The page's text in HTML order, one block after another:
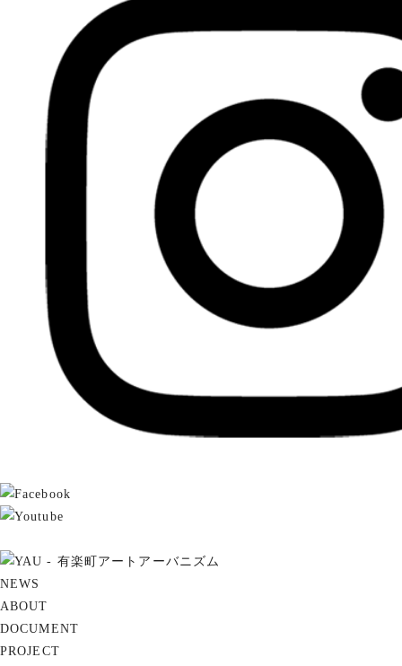
NEWS
ABOUT
DOCUMENT
PROJECT